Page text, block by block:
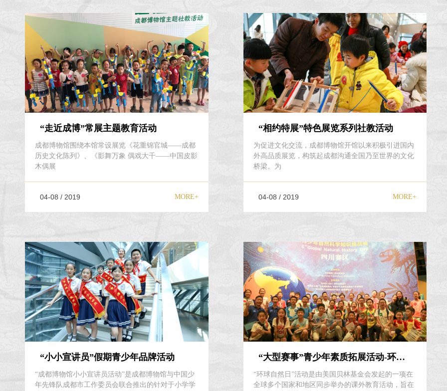
“走近成博”常展主题教育活动
成都博物馆围绕本馆常设展览《花重锦官城——成都
历史文化陈列》、《影舞万象 偶戏大千——中国皮影
木偶展
04-08 / 2019 MORE+
“相约特展”特色展览系列社教活动
为促进文化交流，成都博物馆开馆以来积极引进国内
外高品质展览，构筑起成都沟通全国乃至世界的文化
桥梁。为
04-08 / 2019 MORE+
“小小宣讲员”假期青少年品牌活动
“成都博物馆小小宣讲员活动”是成都博物馆与中国少
年先锋队成都市工作委员会联合推出的针对于小学学
“大型赛事”青少年素质拓展活动-环球自然日
“环球自然日”活动是由美国贝林基金会发起的一项在
全球多个国家和地区同步举办的课外教育活动，旨在